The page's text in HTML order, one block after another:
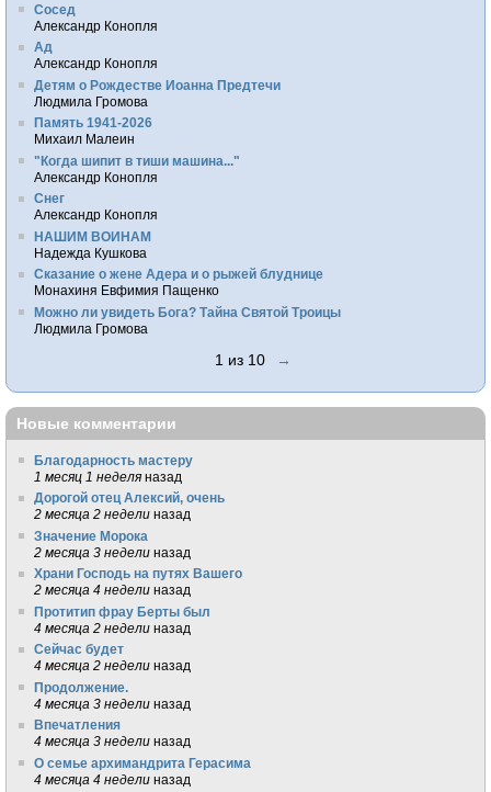
Сосед
Александр Конопля
Ад
Александр Конопля
Детям о Рождестве Иоанна Предтечи
Людмила Громова
Память 1941-2026
Михаил Малеин
"Когда шипит в тиши машина..."
Александр Конопля
Снег
Александр Конопля
НАШИМ ВОИНАМ
Надежда Кушкова
Сказание о жене Адера и о рыжей блуднице
Монахиня Евфимия Пащенко
Можно ли увидеть Бога? Тайна Святой Троицы
Людмила Громова
1 из 10 →
Новые комментарии
Благодарность мастеру
1 месяц 1 неделя назад
Дорогой отец Алексий, очень
2 месяца 2 недели назад
Значение Морока
2 месяца 3 недели назад
Храни Господь на путях Вашего
2 месяца 4 недели назад
Протитип фрау Берты был
4 месяца 2 недели назад
Сейчас будет
4 месяца 2 недели назад
Продолжение.
4 месяца 3 недели назад
Впечатления
4 месяца 3 недели назад
О семье архимандрита Герасима
4 месяца 4 недели назад